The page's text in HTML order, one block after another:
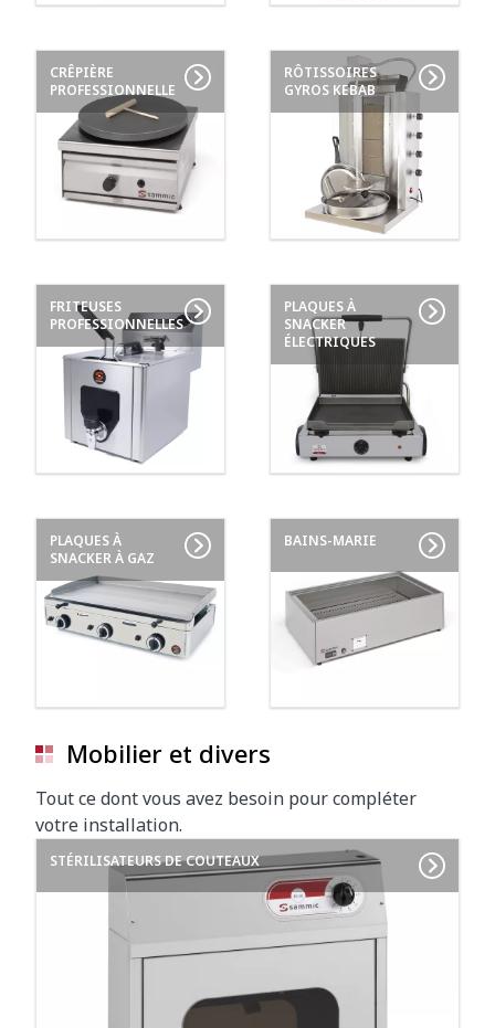
CRÊPIÈRE
PROFESSIONNELLE
RÔTISSOIRES
GYROS KEBAB
FRITEUSES
PROFESSIONNELLES
PLAQUES À
SNACKER
ÉLECTRIQUES
PLAQUES À
SNACKER À GAZ
BAINS-MARIE
Mobilier et divers
Tout ce dont vous avez besoin pour compléter
votre installation.
STÉRILISATEURS DE COUTEAUX